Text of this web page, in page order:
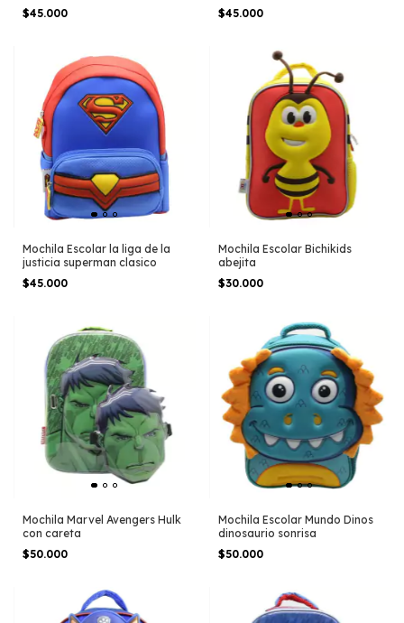
$45.000
$45.000
Mochila Escolar la liga de la
justicia superman clasico
$45.000
Mochila Escolar Bichikids
abejita
$30.000
Mochila Marvel Avengers Hulk
con careta
$50.000
Mochila Escolar Mundo Dinos
dinosaurio sonrisa
$50.000